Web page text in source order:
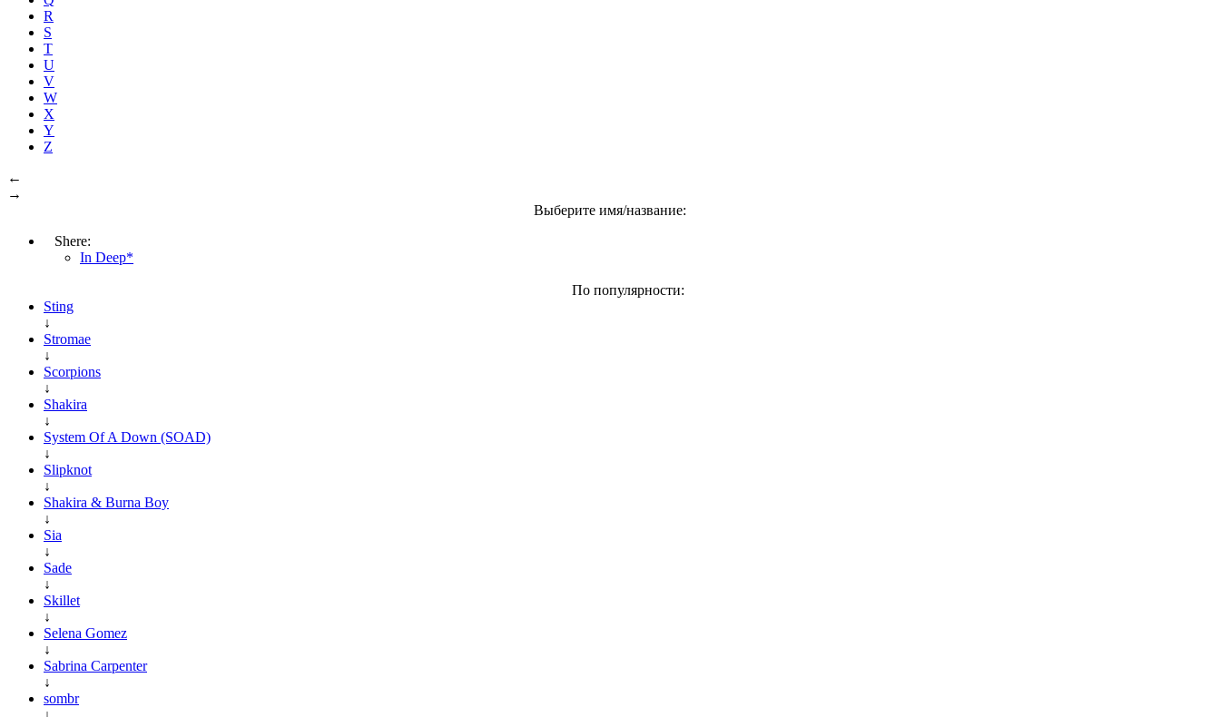
R
S
T
U
V
W
X
Y
Z
←
→
Выберите имя/название:
Shere:
In Deep*
По популярности:
Sting
↓
Stromae
↓
Scorpions
↓
Shakira
↓
System Of A Down (SOAD)
↓
Slipknot
↓
Shakira & Burna Boy
↓
Sia
↓
Sade
↓
Skillet
↓
Selena Gomez
↓
Sabrina Carpenter
↓
sombr